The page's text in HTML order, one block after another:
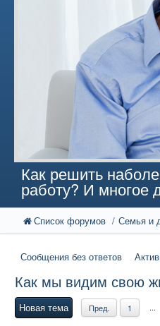
Как решить
работу? И многое
Список форумов Семья и
Сообщения без ответов
Как мы видим свою
Новая тема Пред. 1 ...